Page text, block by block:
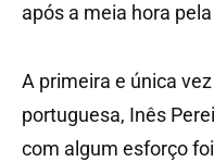
após a meia hora
A primeira e única
portuguesa, Inês
com algum esforço